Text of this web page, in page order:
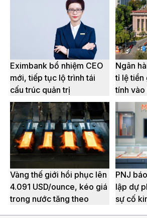
Eximbank bổ nhiệm CEO
mới, tiếp tục lộ trình tái
cấu trúc quản trị
Ngân
tỉ lệ tiền
tính vào
Vàng thế giới hồi phục lên
4.091 USD/ounce, kéo giá
trong nước tăng theo
PNJ
lập dự
sự cố